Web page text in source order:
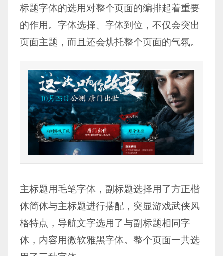
标题字体的选用对整个页面的编排起着重要
的作用。字体选择、字体到位，不仅会突出
页面主题，而且还会烘托整个页面的气氛。
主标题用毛笔字体，副标题选择用了方正楷
体简体与主标题进行搭配，突显游戏武侠风
格特点，导航文字选用了与副标题相同字
体，内容用微软雅黑字体。整个页面一共选